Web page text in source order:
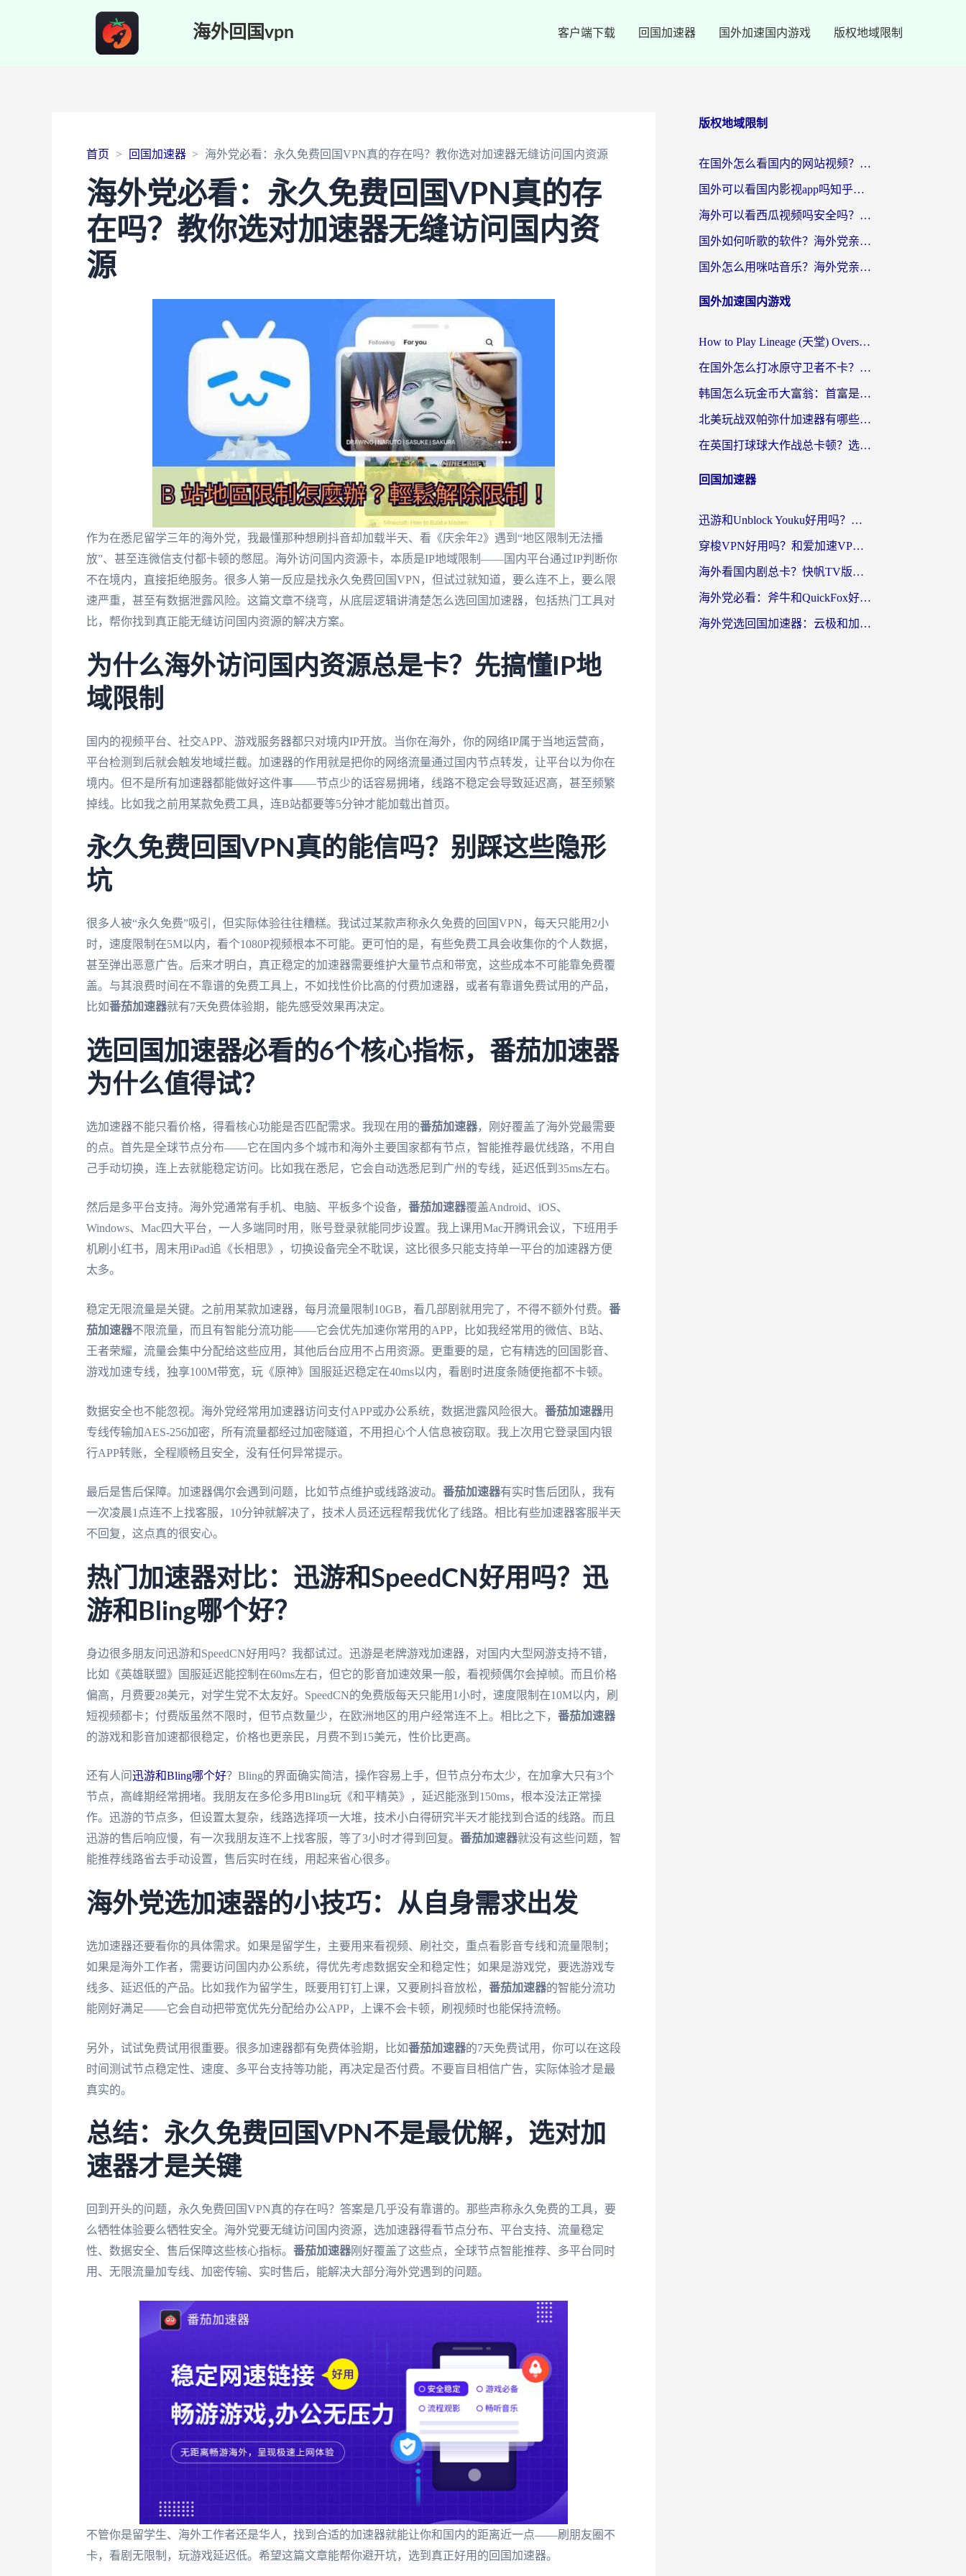
海外回国vpn 客户端下载 回国加速器 国外加速国内游戏 版权地域限制
首页 回国加速器 海外党必看：永久免费回国VPN真的存在吗？教你选对加速器无缝访问国内资源
海外党必看：永久免费回国VPN真的存
在吗？教你选对加速器无缝访问国内资
源
作为在悉尼留学三年的海外党，我最懂那种想刷抖音却加载半天、看《庆余年2》遇到“地区限制无法播
放”、甚至连微信支付都卡顿的憋屈。海外访问国内资源卡，本质是IP地域限制——国内平台通过IP判断你
不在境内，直接拒绝服务。很多人第一反应是找永久免费回国VPN，但试过就知道，要么连不上，要么限
速严重，甚至有数据泄露风险。这篇文章不绕弯，从底层逻辑讲清楚怎么选回国加速器，包括热门工具对
比，帮你找到真正能无缝访问国内资源的解决方案。
为什么海外访问国内资源总是卡？先搞懂IP地
域限制
国内的视频平台、社交APP、游戏服务器都只对境内IP开放。当你在海外，你的网络IP属于当地运营商，
平台检测到后就会触发地域拦截。加速器的作用就是把你的网络流量通过国内节点转发，让平台以为你在
境内。但不是所有加速器都能做好这件事——节点少的话容易拥堵，线路不稳定会导致延迟高，甚至频繁
掉线。比如我之前用某款免费工具，连B站都要等5分钟才能加载出首页。
永久免费回国VPN真的能信吗？别踩这些隐形
坑
很多人被“永久免费”吸引，但实际体验往往糟糕。我试过某款声称永久免费的回国VPN，每天只能用2小
时，速度限制在5M以内，看个1080P视频根本不可能。更可怕的是，有些免费工具会收集你的个人数据，
甚至弹出恶意广告。后来才明白，真正稳定的加速器需要维护大量节点和带宽，这些成本不可能靠免费覆
盖。与其浪费时间在不靠谱的免费工具上，不如找性价比高的付费加速器，或者有靠谱免费试用的产品，
比如番茄加速器就有7天免费体验期，能先感受效果再决定。
选回国加速器必看的6个核心指标，番茄加速器
为什么值得试？
选加速器不能只看价格，得看核心功能是否匹配需求。我现在用的番茄加速器，刚好覆盖了海外党最需要
的点。首先是全球节点分布——它在国内多个城市和海外主要国家都有节点，智能推荐最优线路，不用自
己手动切换，连上去就能稳定访问。比如我在悉尼，它会自动选悉尼到广州的专线，延迟低到35ms左右。
然后是多平台支持。海外党通常有手机、电脑、平板多个设备， 番茄加速器覆盖Android、iOS、
Windows、Mac四大平台，一人多端同时用，账号登录就能同步设置。我上课用Mac开腾讯会议，下班用手
机刷小红书，周末用iPad追《长相思》，切换设备完全不耽误，这比很多只能支持单一平台的加速器方便
太多。
稳定无限流量是关键。之前用某款加速器，每月流量限制10GB，看几部剧就用完了，不得不额外付费。 番
茄加速器不限流量，而且有智能分流功能——它会优先加速你常用的APP，比如我经常用的微信、B站、
王者荣耀，流量会集中分配给这些应用，其他后台应用不占用资源。更重要的是，它有精选的回国影音、
游戏加速专线，独享100M带宽，玩《原神》国服延迟稳定在40ms以内，看剧时进度条随便拖都不卡顿。
数据安全也不能忽视。海外党经常用加速器访问支付APP或办公系统，数据泄露风险很大。 番茄加速器用
专线传输加AES-256加密，所有流量都经过加密隧道，不用担心个人信息被窃取。我上次用它登录国内银
行APP转账，全程顺畅且安全，没有任何异常提示。
最后是售后保障。加速器偶尔会遇到问题，比如节点维护或线路波动。 番茄加速器有实时售后团队，我有
一次凌晨1点连不上找客服，10分钟就解决了，技术人员还远程帮我优化了线路。相比有些加速器客服半天
不回复，这点真的很安心。
热门加速器对比：迅游和SpeedCN好用吗？迅
游和Bling哪个好？
身边很多朋友问迅游和SpeedCN好用吗？我都试过。迅游是老牌游戏加速器，对国内大型网游支持不错，
比如《英雄联盟》国服延迟能控制在60ms左右，但它的影音加速效果一般，看视频偶尔会掉帧。而且价格
偏高，月费要28美元，对学生党不太友好。SpeedCN的免费版每天只能用1小时，速度限制在10M以内，刷
短视频都卡；付费版虽然不限时，但节点数量少，在欧洲地区的用户经常连不上。相比之下， 番茄加速器
的游戏和影音加速都很稳定，价格也更亲民，月费不到15美元，性价比更高。
还有人问 迅游和Bling哪个好？Bling的界面确实简洁，操作容易上手，但节点分布太少，在加拿大只有3个
节点，高峰期经常拥堵。我朋友在多伦多用Bling玩《和平精英》，延迟能涨到150ms，根本没法正常操
作。迅游的节点多，但设置太复杂，线路选择项一大堆，技术小白得研究半天才能找到合适的线路。而且
迅游的售后响应慢，有一次我朋友连不上找客服，等了3小时才得到回复。 番茄加速器就没有这些问题，智
能推荐线路省去手动设置，售后实时在线，用起来省心很多。
海外党选加速器的小技巧：从自身需求出发
选加速器还要看你的具体需求。如果是留学生，主要用来看视频、刷社交，重点看影音专线和流量限制；
如果是海外工作者，需要访问国内办公系统，得优先考虑数据安全和稳定性；如果是游戏党，要选游戏专
线多、延迟低的产品。比如我作为留学生，既要用钉钉上课，又要刷抖音放松， 番茄加速器的智能分流功
能刚好满足——它会自动把带宽优先分配给办公APP，上课不会卡顿，刷视频时也能保持流畅。
另外，试试免费试用很重要。很多加速器都有免费体验期，比如番茄加速器的7天免费试用，你可以在这段
时间测试节点稳定性、速度、多平台支持等功能，再决定是否付费。不要盲目相信广告，实际体验才是最
真实的。
总结：永久免费回国VPN不是最优解，选对加
速器才是关键
回到开头的问题，永久免费回国VPN真的存在吗？答案是几乎没有靠谱的。那些声称永久免费的工具，要
么牺牲体验要么牺牲安全。海外党要无缝访问国内资源，选加速器得看节点分布、平台支持、流量稳定
性、数据安全、售后保障这些核心指标。 番茄加速器刚好覆盖了这些点，全球节点智能推荐、多平台同时
用、无限流量加专线、加密传输、实时售后，能解决大部分海外党遇到的问题。
不管你是留学生、海外工作者还是华人，找到合适的加速器就能让你和国内的距离近一点——刷朋友圈不
卡，看剧无限制，玩游戏延迟低。希望这篇文章能帮你避开坑，选到真正好用的回国加速器。
版权地域限制
在国外怎么看国内的网站视频？别再踩坑！选对加速器秒回国内冲浪
国外可以看国内影视app吗知乎？留学生亲测有效的回国加速方案
海外可以看西瓜视频吗安全吗？留学生亲测：3步解决回国追剧难题，附靠谱加速器推荐
国外如何听歌的软件？海外党亲测有效的回国加速器指南
国外怎么用咪咕音乐？海外党亲测有效的听歌自由指南
国外加速国内游戏
How to Play Lineage (天堂) Overseas? The Ultimate Guide to Choosing the Best Chinese Server Game Accelerator (在国外打天堂加速器)
在国外怎么打冰原守卫者不卡？留学生亲测的国服游戏加速指南
韩国怎么玩金币大富翁：首富是谁？海外党国服游戏加速全攻略
北美玩战双帕弥什加速器有哪些？海外党亲测好用的国服加速指南
在英国打球球大作战总卡顿？选对加速器让你告别延迟（附实测攻略）
回国加速器
迅游和Unblock Youku好用吗？海外党亲测：3个维度教你选对回国加速器
穿梭VPN好用吗？和爱加速VPN对比哪个回国效果更好？海外党必看的实用指南
海外看国内剧总卡？快帆TV版VPN好用吗？和海牛VPN对比哪个回国效果更好？
海外党必看：斧牛和QuickFox好用吗？3步选对回国加速器，无缝刷国内剧玩游戏
海外党选回国加速器：云极和加速喵哪个好？附3款热门工具实测对比